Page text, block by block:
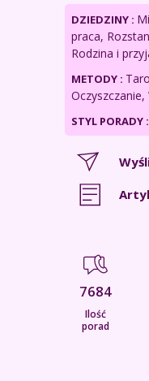
DZIEDZINY :
praca,
Rodzina i
METODY :
Oczyszczanie,
STYL PORADY :
7684
Ilość
porad